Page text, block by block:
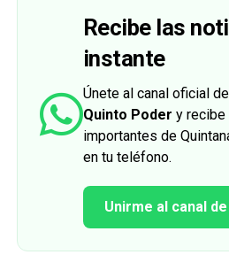
Recibe las
instante
Únete al canal oficial
Quinto Poder y recibe
importantes de
en tu teléfono.
Unirme al canal